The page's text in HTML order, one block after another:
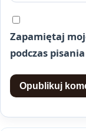
Zapamiętaj
podczas